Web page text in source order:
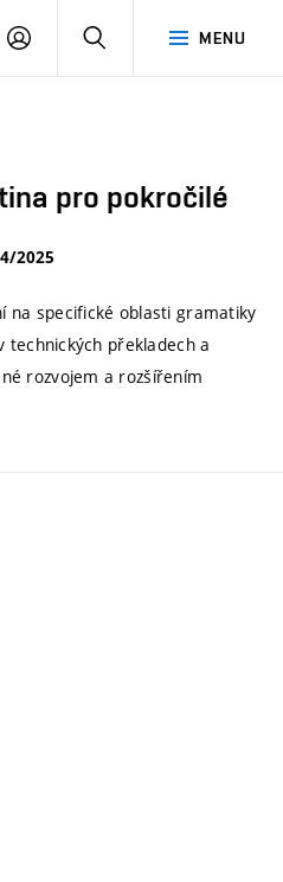
MENU
PŘIHLÁSIT
pro pokročilé
2025
na specifické oblasti gramatiky
technických překladech a
rozvojem a rozšířením